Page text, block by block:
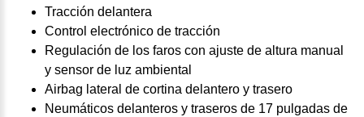
Tracción delantera
Control electrónico de tracción
Regulación de los faros con ajuste de altura manual
y sensor de luz ambiental
Airbag lateral de cortina delantero y trasero
Neumáticos delanteros y traseros de 17 pulgadas de